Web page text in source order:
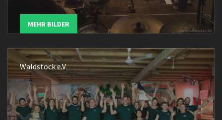
MEHR BILDER
Waldstock e.V.